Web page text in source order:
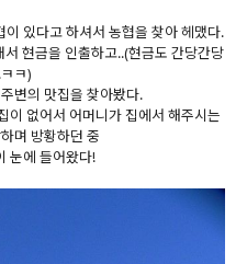
있다고 하셔서 농협을 찾아 헤맸다.
현금을 인출하고..(현금도 간당간당
ㅋ)
변의 맛집을 찾아봤다.
이 없어서 어머니가 집에서 해주시는
며 방황하던 중
눈에 들어왔다!